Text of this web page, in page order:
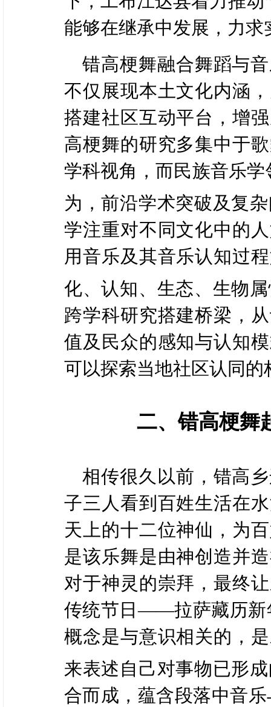
能够在继承中发展，力
错高梗舞融合舞蹈与
不仅展现本土文化内涵
搭建社区互动平台，增
高梗舞的研究多集中于
学科视角，而民族音乐
为，前沿学术突破及复
学注重对不同文化中的
用音乐及其音乐认知过
化、认知、生态、生物
跨学科研究搭建桥梁，
值及民众的感知与认知
可以探索当地社区认同
二、错高梗舞
相传很久以前，错高
子三人看到百姓生活在
天上的十二位神仙，为
是该乐舞是由神创造并
对于神灵的崇拜，最终
传统节日——拉萨藏历新
概念是与意识相关的，
来表述自己对事物已形
合而成，蕴含段落中音